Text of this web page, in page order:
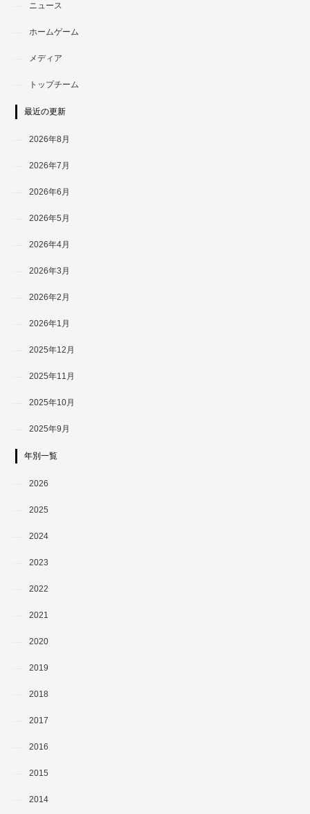
ニュース
ホームゲーム
メディア
トップチーム
最近の更新
2026年8月
2026年7月
2026年6月
2026年5月
2026年4月
2026年3月
2026年2月
2026年1月
2025年12月
2025年11月
2025年10月
2025年9月
年別一覧
2026
2025
2024
2023
2022
2021
2020
2019
2018
2017
2016
2015
2014